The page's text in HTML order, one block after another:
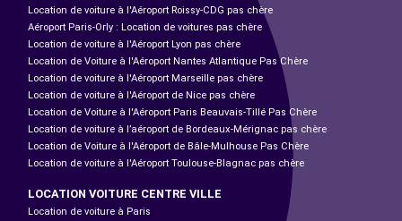
Location de voiture à l'Aéroport Roissy-CDG pas chère
Aéroport Paris-Orly : Location de voitures pas chère
Location de voiture à l'Aéroport Lyon pas chère
Location de Voiture à l'Aéroport Nantes Atlantique Pas Chère
Location de voiture à l'Aéroport Marseille pas chère
Location de voiture à l'Aéroport de Nice pas chère
Location de Voiture à l'Aéroport Paris Beauvais-Tillé Pas Chère
Location de voiture à l’aéroport de Bordeaux-Mérignac pas chère
Location de Voiture à l'Aéroport de Bâle-Mulhouse Pas Chère
Location de voiture à l'Aéroport Toulouse-Blagnac pas chère
LOCATION VOITURE CENTRE VILLE
Location de voiture à Paris